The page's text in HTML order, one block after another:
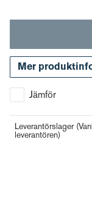
Mer
Jämför
Leverantörslager
leverantören)